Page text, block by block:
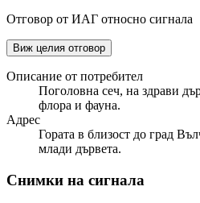
Отговор от ИАГ относно сигнала
Виж целия отговор
Описание от потребител
Поголовна сеч, на здрави
флора и фауна.
Адрес
Гората в близост до град
млади дървета.
Снимки на сигнала